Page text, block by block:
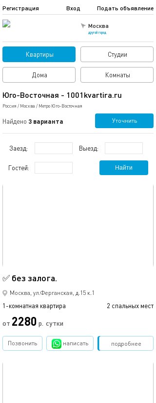
Москва
другой город
Подать объявление
Регистрация Вход
Квартиры Студии
Дома Комнаты
Юго-Восточная - 1001kvartira.ru
Россия / Москва / Метро Юго-Восточная
Найдено 3 варианта Уточнить
Заезд: Выезд:
Гостей: Найти
✅ без залога.
Москва, ул.Ферганская, д.15 к.1
1-комнатная квартира 2 спальных мест
от 2280 р. сутки
подробнее
Позвонить написать Забронировать